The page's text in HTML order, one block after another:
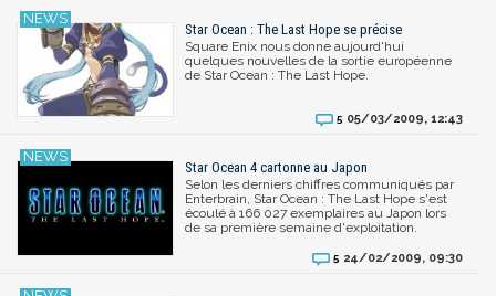
Star Ocean : The Last Hope se précise
Square Enix nous donne aujourd'hui
quelques nouvelles de la sortie européenne
de Star Ocean : The Last Hope.
5 05/03/2009, 12:43
Star Ocean 4 cartonne au Japon
Selon les derniers chiffres communiqués par
Enterbrain, Star Ocean : The Last Hope s'est
écoulé à 166 027 exemplaires au Japon lors
de sa première semaine d'exploitation.
5 24/02/2009, 09:30